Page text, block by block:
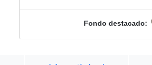
Fondo destacado: